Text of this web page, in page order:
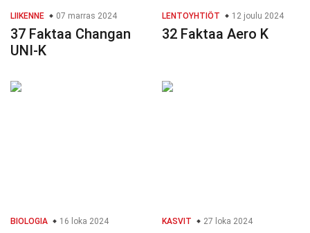
LIIKENNE 07 marras 2024
37 Faktaa Changan
UNI-K
LENTOYHTIÖT 12 joulu 2024
32 Faktaa Aero K
BIOLOGIA 16 loka 2024 KASVIT 27 loka 2024